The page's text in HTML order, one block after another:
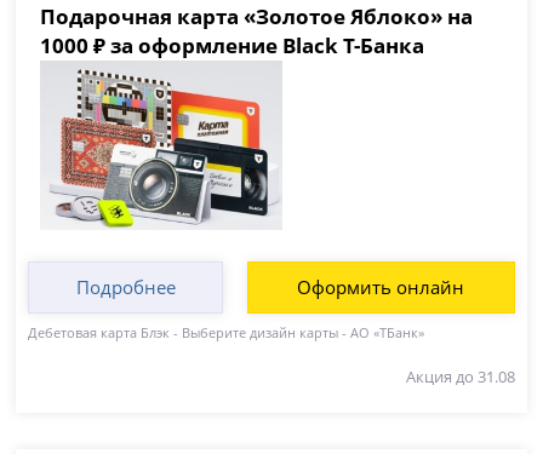
Подарочная карта «Золотое Яблоко» на
1000 ₽ за оформление Black Т-Банка
Подробнее Оформить онлайн
Дебетовая карта Блэк - Выберите дизайн карты - АО «ТБанк»
Акция до 31.08